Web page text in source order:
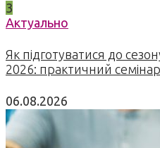
3
Актуально
Як підготуватися до
2026: практичний
06.08.2026